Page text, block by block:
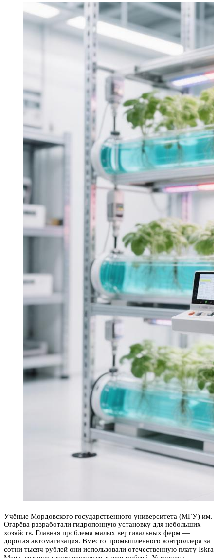
Учёные Мордовского государственного университета (МГУ) им.
Огарёва разработали гидропонную установку для небольших
хозяйств. Главная проблема малых вертикальных ферм —
дорогая автоматизация. Вместо промышленного контроллера за
сотни тысяч рублей они использовали отечественную плату Iskra